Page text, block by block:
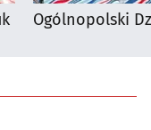
Ogólnopolski